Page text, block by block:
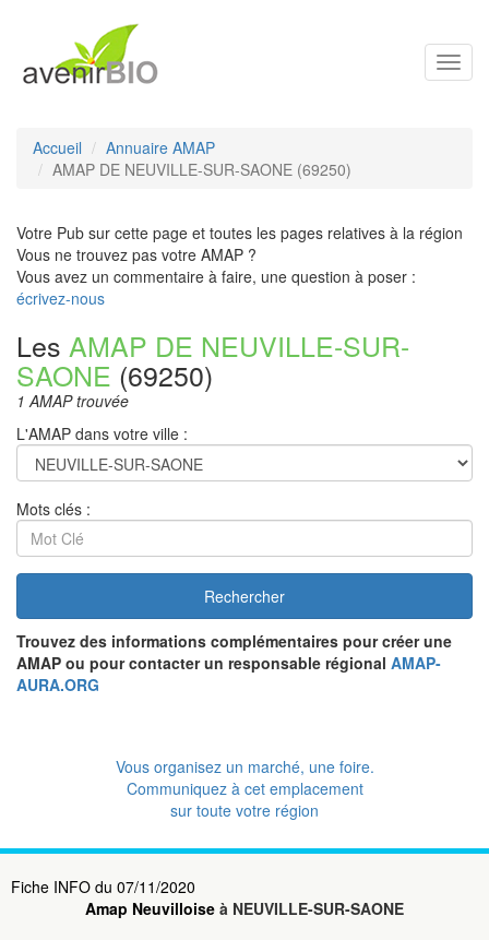
Accueil
Annuaire AMAP
AMAP DE NEUVILLE-SUR-SAONE (69250)
Votre Pub sur cette page et toutes les pages relatives à la région
Vous ne trouvez pas votre AMAP ?
Vous avez un commentaire à faire, une question à poser :
écrivez-nous
Les AMAP DE NEUVILLE-SUR-
SAONE (69250)
1 AMAP trouvée
L'AMAP dans votre ville :
Mots clés :
Rechercher
Trouvez des informations complémentaires pour créer une
AMAP ou pour contacter un responsable régional AMAP-
AURA.ORG
Vous organisez un marché, une foire.
Communiquez à cet emplacement
sur toute votre région
Fiche INFO du 07/11/2020
Amap Neuvilloise à NEUVILLE-SUR-SAONE